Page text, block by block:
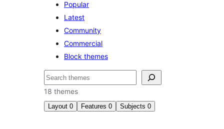
Popular
Latest
Community
Commercial
Block themes
Hľadať
18 themes
Layout 0 Features 0 Subjects 0